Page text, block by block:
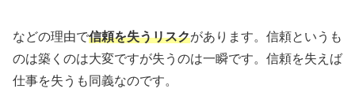
などの理由で信頼を失うリスクがあります。信頼というも
のは築くのは大変ですが失うのは一瞬です。信頼を失えば
仕事を失うも同義なのです。